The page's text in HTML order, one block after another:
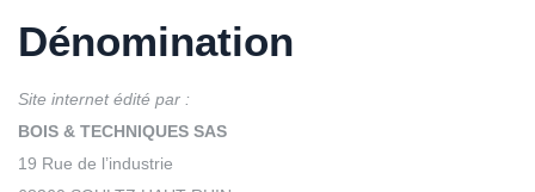
Dénomination
Site internet édité par :
BOIS & TECHNIQUES SAS
19 Rue de l’industrie